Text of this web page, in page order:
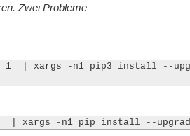
Zwei Probleme:
| xargs -n1 pip3 install --
xargs -n1 pip install --